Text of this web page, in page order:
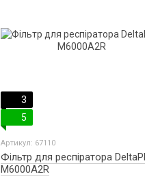
3
5
Артикул: 67110
Фільтр для респіратора
M6000A2R